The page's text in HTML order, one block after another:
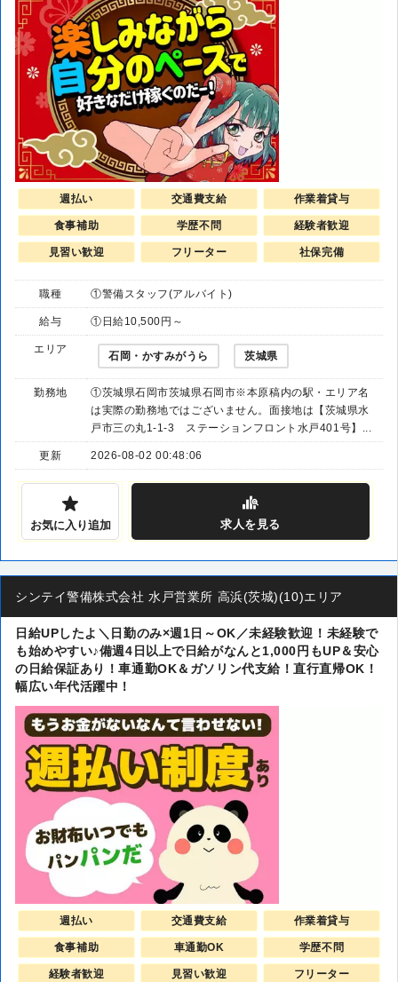
週払い 交通費支給 作業着貸与
食事補助 学歴不問 経験者歓迎
見習い歓迎 フリーター 社保完備
職種 ①警備スタッフ(アルバイト)
給与 ①日給10,500円～
エリア
石岡・かすみがうら 茨城県
勤務地
①茨城県石岡市茨城県石岡市※本原稿内の駅・エリア名
は実際の勤務地ではございません。面接地は【茨城県水
戸市三の丸1-1-3 ステーションフロント水戸401号】...
更新 2026-08-02 00:48:06
お気に入り追加 求人を見る
シンテイ警備株式会社 水戸営業所 高浜(茨城)(10)エリア
日給UPしたよ＼日勤のみ×週1日～OK／未経験歓迎！未経験で
も始めやすい♪備週4日以上で日給がなんと1,000円もUP＆安心
の日給保証あり！車通勤OK＆ガソリン代支給！直行直帰OK！
幅広い年代活躍中！
週払い 交通費支給 作業着貸与
食事補助 車通勤OK 学歴不問
経験者歓迎 見習い歓迎 フリーター